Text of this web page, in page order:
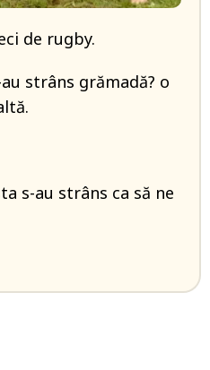
de rugby.
strâns grămadă? o
s-au strâns ca să ne